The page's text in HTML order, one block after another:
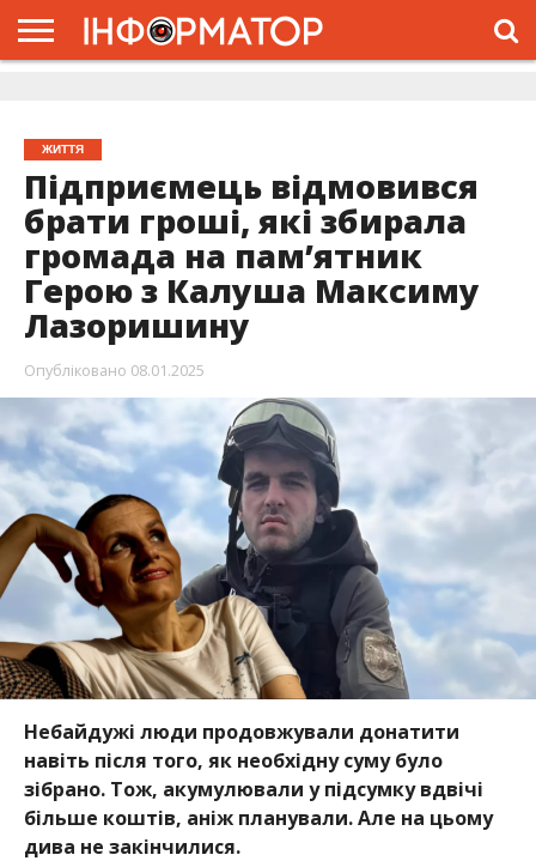
ЖИТТЯ
Підприємець відмовився
брати гроші, які збирала
громада на пам’ятник
Герою з Калуша Максиму
Лазоришину
Опубліковано 08.01.2025
Небайдужі люди продовжували донатити
навіть після того, як необхідну суму було
зібрано. Тож, акумулювали у підсумку вдвічі
більше коштів, аніж планували. Але на цьому
дива не закінчилися.